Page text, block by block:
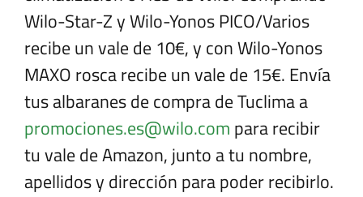
Wilo-Star-Z y Wilo-Yonos PICO/Varios
recibe un vale de 10€, y con Wilo-Yonos
MAXO rosca recibe un vale de 15€. Envía
tus albaranes de compra de Tuclima a
promociones.es@wilo.com para recibir
tu vale de Amazon, junto a tu nombre,
apellidos y dirección para poder recibirlo.